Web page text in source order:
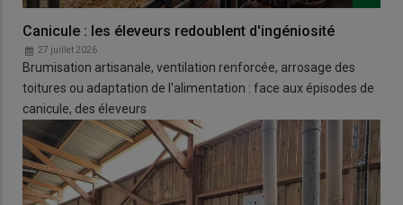
Canicule : les éleveurs redoublent d'ingéniosité
27 juillet 2026
Brumisation artisanale, ventilation renforcée, arrosage des
toitures ou adaptation de l'alimentation : face aux épisodes de
canicule, des éleveurs